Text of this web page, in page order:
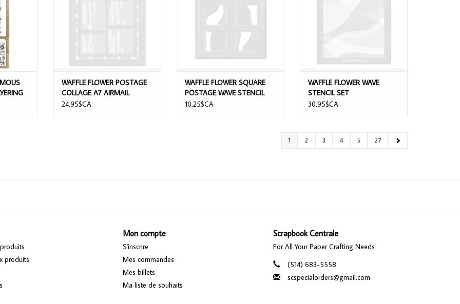
WAFFLE FLOWER POSTAGE
COLLAGE A7 AIRMAIL
STENCIL SET
24,95$CA
WAFFLE FLOWER SQUARE
POSTAGE WAVE STENCIL
10,25$CA
WAFFLE FLOWER WAVE
STENCIL SET
30,95$CA
1 2 3 4 5 27
produits
Mon compte
S'inscrire
Mes commandes
Mes billets
Ma liste de souhaits
Scrapbook Centrale
For All Your Paper Crafting Needs
(514) 683-5558
scspecialorders@gmail.com